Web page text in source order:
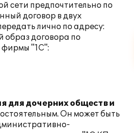
сети предпочтительно по
договор в двух
лично по адресу:
образ договора по
фирмы "1С":
для дочерних обществ и
Он может быть